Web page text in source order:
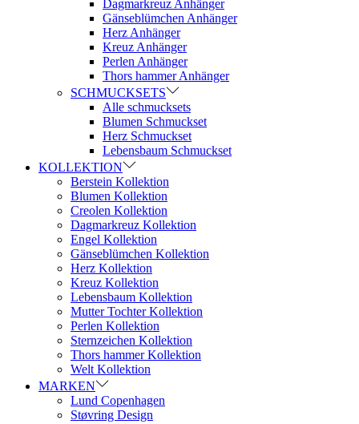
Dagmarkreuz Anhänger
Gänseblümchen Anhänger
Herz Anhänger
Kreuz Anhänger
Perlen Anhänger
Thors hammer Anhänger
SCHMUCKSETS
Alle schmucksets
Blumen Schmuckset
Herz Schmuckset
Lebensbaum Schmuckset
KOLLEKTION
Berstein Kollektion
Blumen Kollektion
Creolen Kollektion
Dagmarkreuz Kollektion
Engel Kollektion
Gänseblümchen Kollektion
Herz Kollektion
Kreuz Kollektion
Lebensbaum Kollektion
Mutter Tochter Kollektion
Perlen Kollektion
Sternzeichen Kollektion
Thors hammer Kollektion
Welt Kollektion
MARKEN
Lund Copenhagen
Støvring Design